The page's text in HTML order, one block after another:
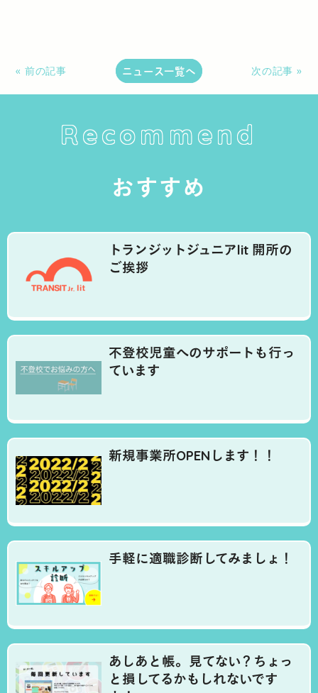
« 前の記事 ニュース一覧へ 次の記事 »
Recommend
おすすめ
トランジットジュニアlit 開所の
ご挨拶
不登校児童へのサポートも行っ
ています
新規事業所OPENします！！
手軽に適職診断してみましょ！
あしあと帳。見てない？ちょっ
と損してるかもしれないです